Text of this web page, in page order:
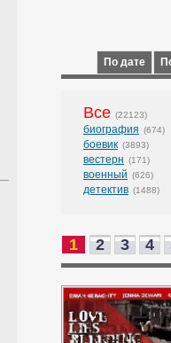
По дате
Все (22123)
биография (674)
боевик (3893)
вестерн (171)
военный (626)
детектив (1488)
1 2 3 4